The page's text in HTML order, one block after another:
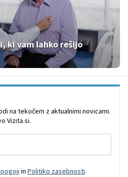
ki vam lahko rešijo
na tekočem z aktualnimi novicami.
Vizita.si.
in Politiko zasebnosti.